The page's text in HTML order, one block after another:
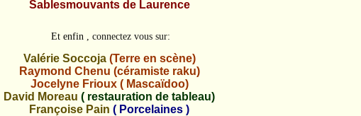
Sablesmouvants de Laurence
Et enfin , connectez vous sur:
Valérie Soccoja(Terre en scène)
Raymond Chenu (céramiste raku)
Jocelyne Frioux ( Mascaïdoo)
David Moreau ( restauration de tableau)
Françoise Pain ( Porcelaines )